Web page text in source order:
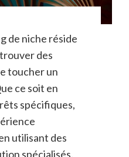
de niche réside
des
toucher un
ce soit en
spécifiques,
utilisant des
spécialisés,